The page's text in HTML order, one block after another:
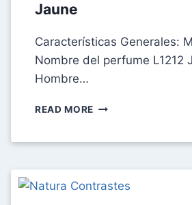
Jaune
Características Generales:
Nombre del perfume L1212
Hombre…
READ MORE FICHA